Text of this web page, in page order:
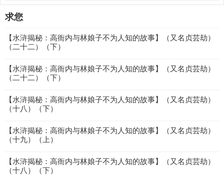
求您
【水浒揭秘：高衙内与林娘子不为人知的故事】（又名贞芸劫）
（二十二）（下）
【水浒揭秘：高衙内与林娘子不为人知的故事】（又名贞芸劫）
（二十二）（下）
【水浒揭秘：高衙内与林娘子不为人知的故事】（又名贞芸劫）
（十八）（下）
【水浒揭秘：高衙内与林娘子不为人知的故事】（又名贞芸劫）
（十九）（上）
【水浒揭秘：高衙内与林娘子不为人知的故事】（又名贞芸劫）
（十八）（下）